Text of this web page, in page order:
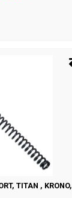
TITAN , KRONO,